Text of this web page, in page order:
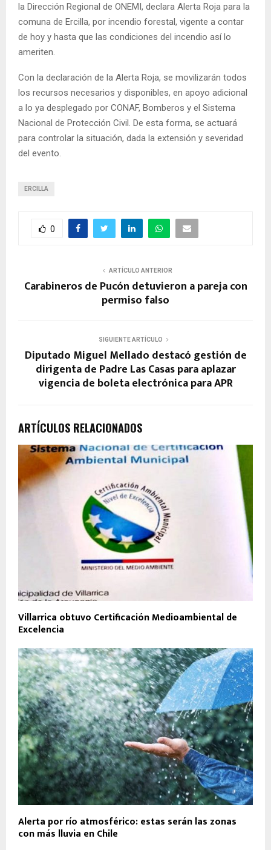
la Dirección Regional de ONEMI, declara Alerta Roja para la
comuna de Ercilla, por incendio forestal, vigente a contar
de hoy y hasta que las condiciones del incendio así lo
ameriten.
Con la declaración de la Alerta Roja, se movilizarán todos
los recursos necesarios y disponibles, en apoyo adicional
a lo ya desplegado por CONAF, Bomberos y el Sistema
Nacional de Protección Civil. De esta forma, se actuará
para controlar la situación, dada la extensión y severidad
del evento.
ERCILLA
0
ARTÍCULO ANTERIOR
Carabineros de Pucón detuvieron a pareja con
permiso falso
SIGUIENTE ARTÍCULO
Diputado Miguel Mellado destacó gestión de
dirigenta de Padre Las Casas para aplazar
vigencia de boleta electrónica para APR
ARTÍCULOS RELACIONADOS
Villarrica obtuvo Certificación Medioambiental de
Excelencia
Alerta por río atmosférico: estas serán las zonas
con más lluvia en Chile